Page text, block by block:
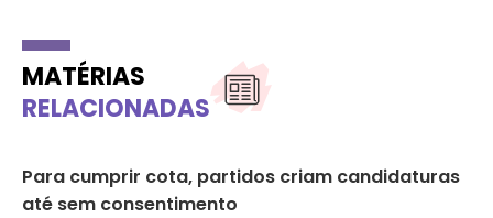
MATÉRIAS
RELACIONADAS
Para cumprir cota, partidos criam candidaturas
até sem consentimento